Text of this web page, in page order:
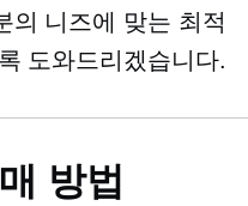
의 니즈에 맞는 최적
도와드리겠습니다.
방법